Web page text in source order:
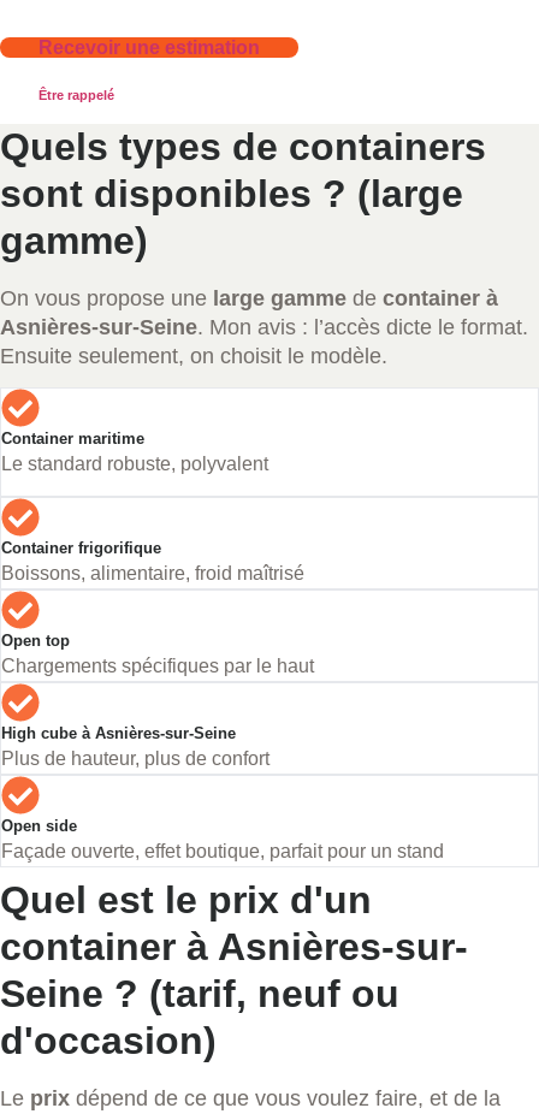
Recevoir une estimation
Être rappelé
Quels types de containers
sont disponibles ? (large
gamme)
On vous propose une large gamme de container à
Asnières-sur-Seine. Mon avis : l’accès dicte le format.
Ensuite seulement, on choisit le modèle.
Container maritime
Le standard robuste, polyvalent
Container frigorifique
Boissons, alimentaire, froid maîtrisé
Open top
Chargements spécifiques par le haut
High cube à Asnières-sur-Seine
Plus de hauteur, plus de confort
Open side
Façade ouverte, effet boutique, parfait pour un stand
Quel est le prix d'un
container à Asnières-sur-
Seine ? (tarif, neuf ou
d'occasion)
Le prix dépend de ce que vous voulez faire, et de la